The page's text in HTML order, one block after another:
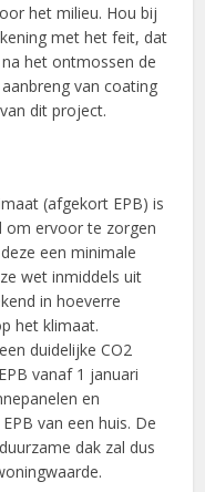
het milieu. Hou bij
met het feit, dat
het ontmossen de
van coating
dit project.
(afgekort EPB) is
om ervoor te zorgen
een minimale
wet inmiddels uit
in hoeverre
het klimaat.
duidelijke CO2
vanaf 1 januari
en
van een huis. De
dak zal dus